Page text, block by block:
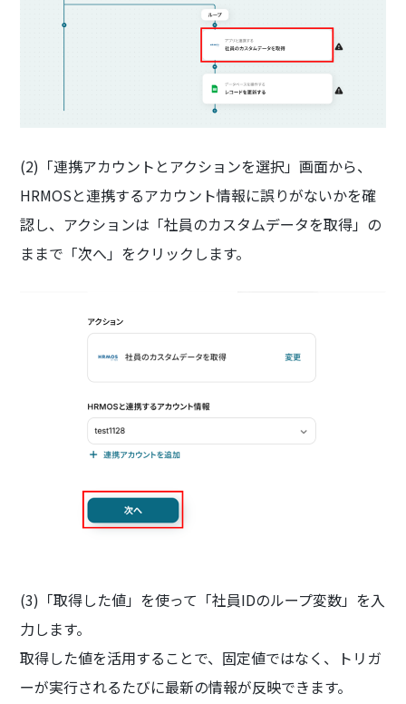
(2)「連携アカウントとアクションを選択」画面から、
HRMOSと連携するアカウント情報に誤りがないかを確
認し、アクションは「社員のカスタムデータを取得」の
ままで「次へ」をクリックします。
(3)「取得した値」を使って「社員IDのループ変数」を入
力します。
取得した値を活用することで、固定値ではなく、トリガ
ーが実行されるたびに最新の情報が反映できます。